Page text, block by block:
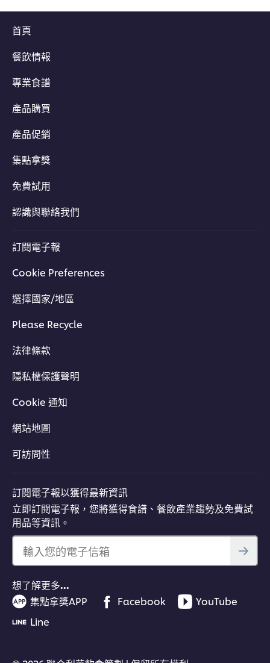
首頁
餐飲情報
專業食譜
產品購買
產品促銷
集點拿獎
免費試用
認識與聯絡我們
訂閱電子報
Cookie Preferences
選擇國家/地區
Please Recycle
法律條款
隱私權保護聲明
Cookie 通知
網站地圖
可訪問性
訂閱電子報以獲得最新資訊
立即訂閱電子報，您將獲得食譜、餐飲產業趨勢及免費試
用品等資訊。
輸入您的電子信箱
想了解更多…
集點拿獎APP
Facebook
YouTube
Line